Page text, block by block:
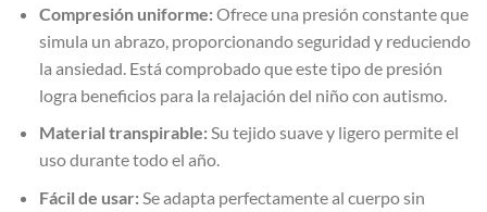
Compresión uniforme:Ofrece una presión constante que
simula un abrazo, proporcionando seguridad y reduciendo
la ansiedad. Está comprobado que este tipo de presión
logra beneficios para la relajación del niño con autismo.
Material transpirable:Su tejido suave y ligero permite el
uso durante todo el año.
Fácil de usar:Se adapta perfectamente al cuerpo sin